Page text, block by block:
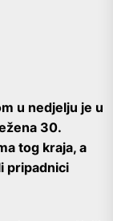
u nedjelju je u
30.
tog kraja, a
pripadnici